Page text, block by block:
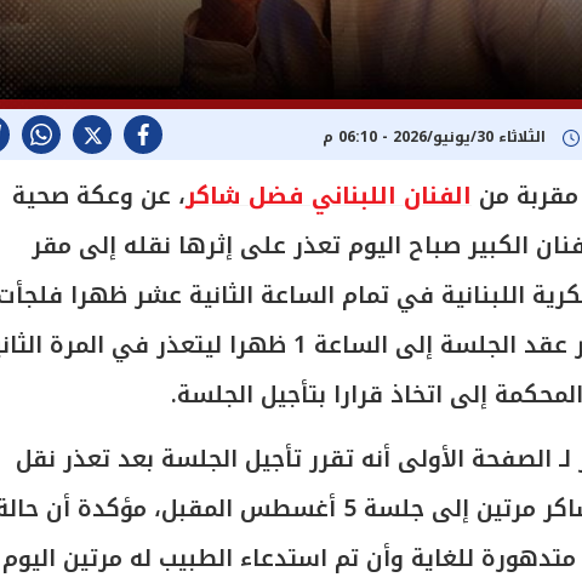
الثلاثاء 30/يونيو/2026 - 06:10 م
من الفنان اللبناني فضل شاكر، عن وعكة صحية
الكبير صباح اليوم تعذر على إثرها نقله إلى مقر
اللبنانية في تمام الساعة الثانية عشر ظهرا
المحكمة لتأخير عقد الجلسة إلى الساعة 1 ظهرا ليتعذر في المرة
إلى اتخاذ قرارا بتأجيل الجلسة.
الصفحة الأولى أنه تقرر تأجيل الجلسة بعد تعذر نقل
الفنان فضل شاكر مرتين إلى جلسة 5 أغسطس المقبل، مؤكدة أن
للغاية وأن تم استدعاء الطبيب له مرتين اليوم